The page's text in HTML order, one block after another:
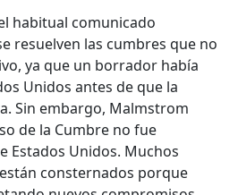
habitual comunicado
resuelven las cumbres que no
ya que un borrador había
Unidos antes de que la
Sin embargo, Malmstrom
de la Cumbre no fue
Estados Unidos. Muchos
consternados porque